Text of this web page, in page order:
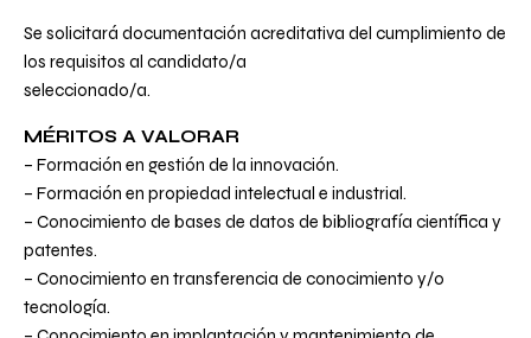
Se solicitará documentación acreditativa del cumplimiento de
los requisitos al candidato/a
seleccionado/a.
MÉRITOS A VALORAR
– Formación en gestión de la innovación.
– Formación en propiedad intelectual e industrial.
– Conocimiento de bases de datos de bibliografía científica y
patentes.
– Conocimiento en transferencia de conocimiento y/o
tecnología.